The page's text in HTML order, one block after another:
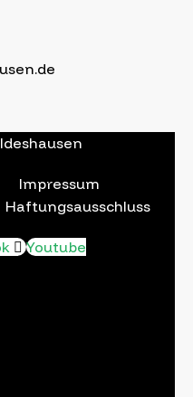
Impressum
Haftungsausschluss
Youtube